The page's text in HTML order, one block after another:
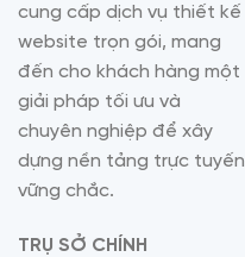
cung cấp dịch vụ thiết kế
website trọn gói, mang
đến cho khách hàng một
giải pháp tối ưu và
chuyên nghiệp để xây
dựng nền tảng trực tuyến
vững chắc.
TRỤ SỞ CHÍNH